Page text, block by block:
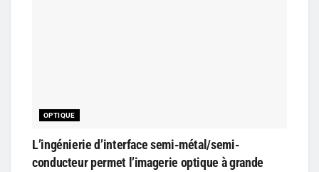
OPTIQUE
L’ingénierie d’interface semi-métal/semi-
conducteur permet l’imagerie optique à grande